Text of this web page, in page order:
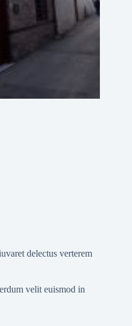
delectus verterem
velit euismod in